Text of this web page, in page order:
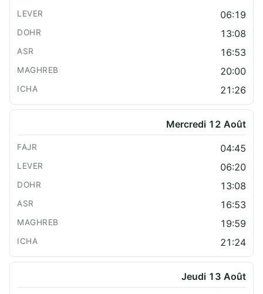
06:19
13:08
16:53
20:00
21:26
Mercredi 12 Août
04:45
06:20
13:08
16:53
19:59
21:24
Jeudi 13 Août